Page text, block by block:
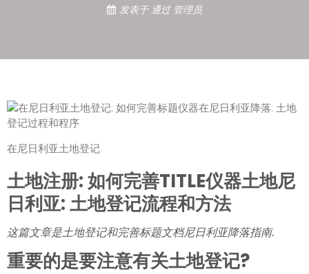
发表于 通过 管理员
在尼日利亚土地登记
土地注册: 如何完善TITLE仪器土地尼
日利亚: 土地登记流程和方法
这篇文章是土地登记和完善标题文档尼日利亚降落指南.
重要的是要注意有关土地登记?